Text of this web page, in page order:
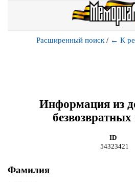
Расширенный поиск / ← К
Информация из
безвозвратных
ID
54323421
Фамилия